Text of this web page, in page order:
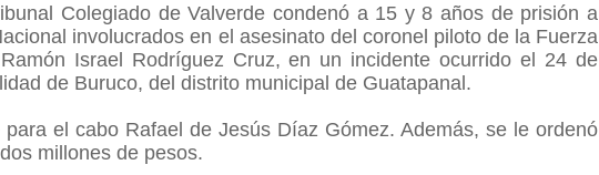
Colegiado de Valverde condenó a 15 y 8 años de prisión a
involucrados en el asesinato del coronel piloto de la Fuerza
Israel Rodríguez Cruz, en un incidente ocurrido el 24 de
de Buruco, del distrito municipal de Guatapanal.
el cabo Rafael de Jesús Díaz Gómez. Además, se le ordenó
millones de pesos.